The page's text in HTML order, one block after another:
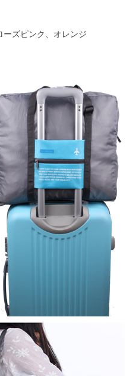
ズピンク、オレンジ